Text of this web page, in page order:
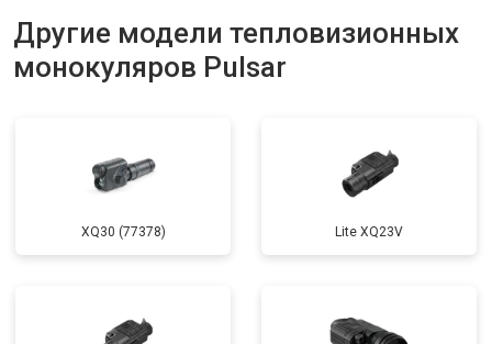
Другие модели тепловизионных
монокуляров Pulsar
XQ30 (77378) Lite XQ23V